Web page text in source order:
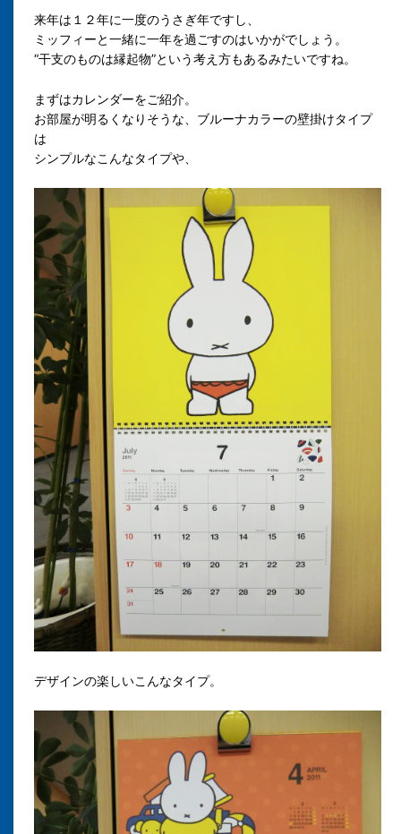
来年は１２年に一度のうさぎ年ですし、
ミッフィーと一緒に一年を過ごすのはいかがでしょう。
“干支のものは縁起物”という考え方もあるみたいですね。
まずはカレンダーをご紹介。
お部屋が明るくなりそうな、ブルーナカラーの壁掛けタイプ
は
シンプルなこんなタイプや、
デザインの楽しいこんなタイプ。